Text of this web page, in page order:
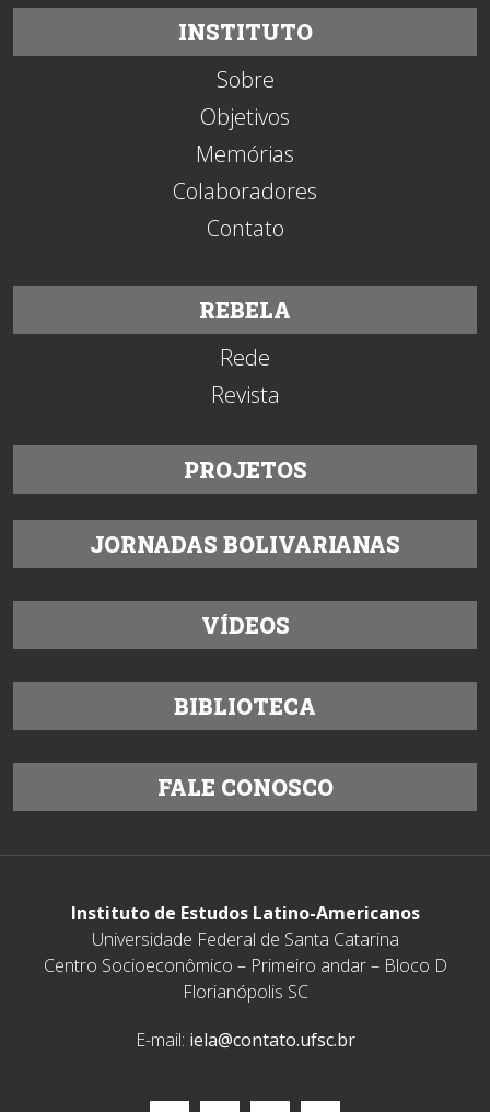
INSTITUTO
Sobre
Objetivos
Memórias
Colaboradores
Contato
REBELA
Rede
Revista
PROJETOS
JORNADAS BOLIVARIANAS
VÍDEOS
BIBLIOTECA
FALE CONOSCO
Instituto de Estudos Latino-Americanos
Universidade Federal de Santa Catarina
Centro Socioeconômico – Primeiro andar – Bloco D
Florianópolis SC
E-mail: iela@contato.ufsc.br